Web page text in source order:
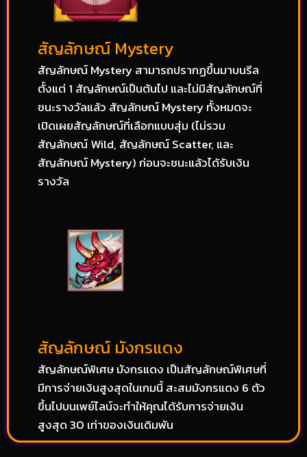
สัญลักษณ์ Mystery
สัญลักษณ์ Mystery สามารถปรากฏขึ้นมาบนรีล
ตั้งแต่ 1 สัญลักษณ์เป็นต้นไป และไม่มีสัญลักษณ์ที่
ชนะรางวัลแล้ว สัญลักษณ์ Mystery ทั้งหมดจะ
เปิดเผยสัญลักษณ์ที่เลือกแบบสุ่ม (ไม่รวม
สัญลักษณ์ Wild, สัญลักษณ์ Scatter, และ
สัญลักษณ์ Mystery) ก่อนจะชนะแล้วได้รับเงิน
รางวัล
สัญลักษณ์ มังกรแดง
สัญลักษณ์พิเศษ มังกรแดง เป็นสัญลักษณ์พิเศษที่
มีการจ่ายเงินสูงสุดในเกมนี้ สะสมมังกรแดง 6 ตัว
ขึ้นไปบนเพย์ไลน์จะทำให้คุณได้รับการจ่ายเงิน
สูงสุด 30 เท่าของเงินเดิมพัน